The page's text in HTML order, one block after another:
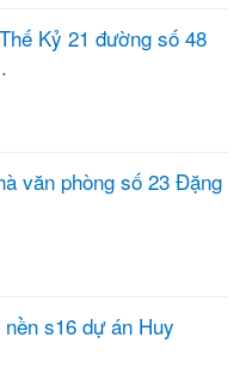
Kỷ 21 đường số 48
văn phòng số 23 Đặng
s16 dự án Huy